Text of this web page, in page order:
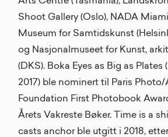
Shoot Gallery (Oslo), NADA
Museum for Samtidskunst
og Nasjonalmuseet for Kunst,
(DKS). Boka Eyes as Big as Plates
2017) ble nominert til Paris Photo/
Foundation First Photobook
Årets Vakreste Bøker. Time is a
casts anchor ble utgitt i 2018,